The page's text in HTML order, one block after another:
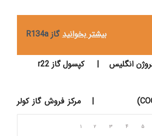
بیشتر بخوانید گاز R134a
انگلیس|کپسول گاز r22
| مرکز فروش گاز کولر
۱ ۲ ۳ ۴ ۵